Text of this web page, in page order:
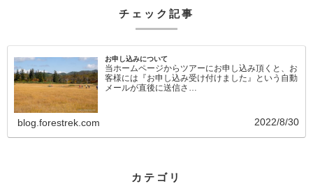
チェック記事
お申し込みについて
当ホームページからツアーにお申し込み頂くと、お
客様には『お申し込み受け付けました』という自動
メールが直後に送信さ…
blog.forestrek.com 2022/8/30
カテゴリ